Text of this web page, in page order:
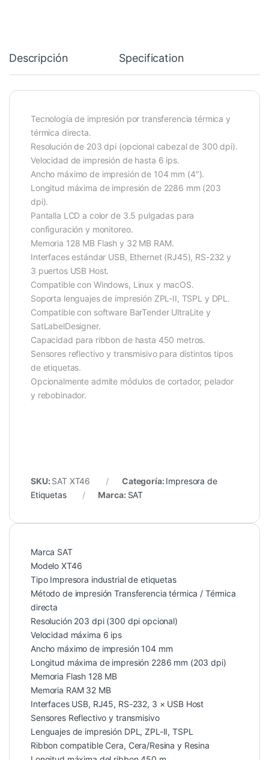
Descripción Specification
Tecnología de impresión por transferencia térmica y
térmica directa.
Resolución de 203 dpi (opcional cabezal de 300 dpi).
Velocidad de impresión de hasta 6 ips.
Ancho máximo de impresión de 104 mm (4″).
Longitud máxima de impresión de 2286 mm (203
dpi).
Pantalla LCD a color de 3.5 pulgadas para
configuración y monitoreo.
Memoria 128 MB Flash y 32 MB RAM.
Interfaces estándar USB, Ethernet (RJ45), RS-232 y
3 puertos USB Host.
Compatible con Windows, Linux y macOS.
Soporta lenguajes de impresión ZPL-II, TSPL y DPL.
Compatible con software BarTender UltraLite y
SatLabelDesigner.
Capacidad para ribbon de hasta 450 metros.
Sensores reflectivo y transmisivo para distintos tipos
de etiquetas.
Opcionalmente admite módulos de cortador, pelador
y rebobinador.
SKU: SAT XT46 Categoría: Impresora de
Etiquetas
Marca: SAT
Marca SAT
Modelo XT46
Tipo Impresora industrial de etiquetas
Método de impresión Transferencia térmica / Térmica
directa
Resolución 203 dpi (300 dpi opcional)
Velocidad máxima 6 ips
Ancho máximo de impresión 104 mm
Longitud máxima de impresión 2286 mm (203 dpi)
Memoria Flash 128 MB
Memoria RAM 32 MB
Interfaces USB, RJ45, RS-232, 3 × USB Host
Sensores Reflectivo y transmisivo
Lenguajes de impresión DPL, ZPL-II, TSPL
Ribbon compatible Cera, Cera/Resina y Resina